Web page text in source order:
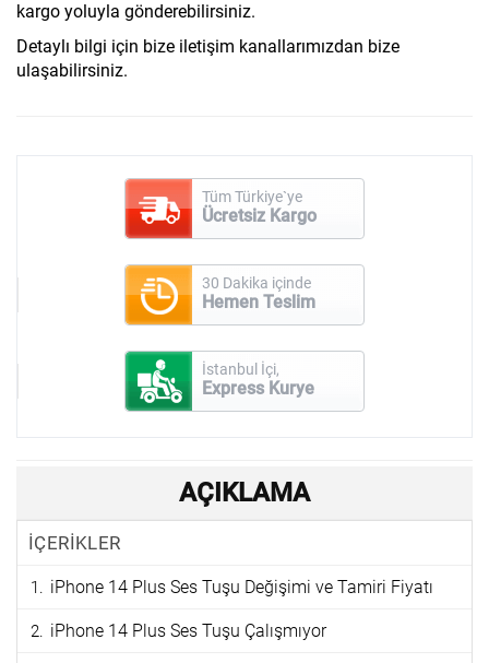
kargo yoluyla gönderebilirsiniz.
Detaylı bilgi için bize iletişim kanallarımızdan bize
ulaşabilirsiniz.
Tüm Türkiye`ye
Ücretsiz Kargo
30 Dakika içinde
Hemen Teslim
İstanbul İçi,
Express Kurye
AÇIKLAMA
İÇERİKLER
iPhone 14 Plus Ses Tuşu Değişimi ve Tamiri Fiyatı
iPhone 14 Plus Ses Tuşu Çalışmıyor